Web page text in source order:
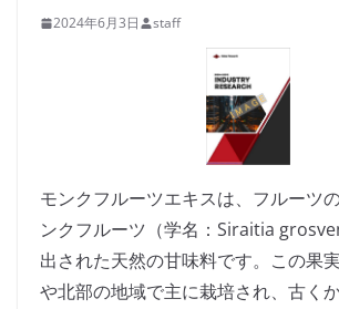
2024年6月3日 staff
モンクフルーツエキスは、フルーツ
ンクフルーツ（学名：Siraitia
出された天然の甘味料です。この果
や北部の地域で主に栽培され、古く